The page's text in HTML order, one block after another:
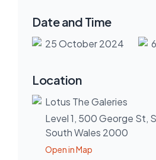
Date and Time
25 October 2024
Location
Lotus The Galeries
Level 1, 500 George St,
South Wales 2000
Open in Map